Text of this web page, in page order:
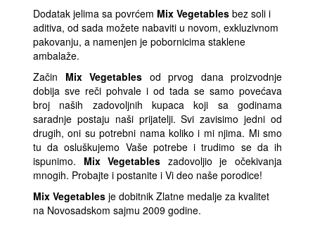
Dodatak jelima sa povrćem Mix Vegetables bez soli i
aditiva, od sada možete nabaviti u novom, exkluzivnom
pakovanju, a namenjen je pobornicima staklene
ambalaže.
Začin Mix Vegetables od prvog dana proizvodnje
dobija sve reči pohvale i od tada se samo povećava
broj naših zadovoljnih kupaca koji sa godinama
saradnje postaju naši prijatelji. Svi zavisimo jedni od
drugih, oni su potrebni nama koliko i mi njima. Mi smo
tu da osluškujemo Vaše potrebe i trudimo se da ih
ispunimo. Mix Vegetables zadovoljio je očekivanja
mnogih. Probajte i postanite i Vi deo naše porodice!
Mix Vegetables je dobitnik Zlatne medalje za kvalitet
na Novosadskom sajmu 2009 godine.